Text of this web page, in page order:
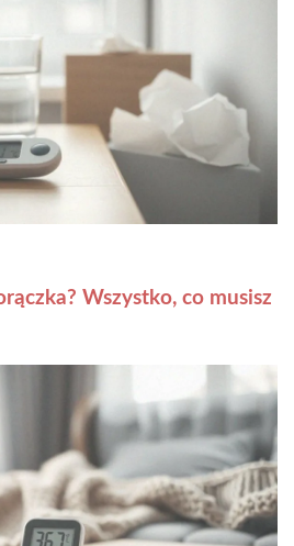
Wszystko, co musisz